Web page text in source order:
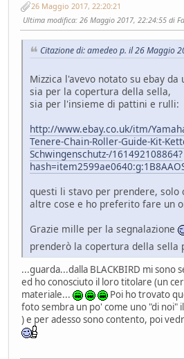
26 Maggio 2017, 22:20:21
Ultima modifica: 26 Maggio 2017, 22:24:55 di
Citazione di: amedeo p. il 26 Maggio
Mizzica l'avevo notato su ebay da
sia per la copertura della sella,
sia per l'insieme di pattini e rulli:
http://www.ebay.co.uk/itm/
Tenere-Chain-Roller-Guide-Kit-
Schwingenschutz-/161492108864?
questi li stavo per prendere, solo
altre cose e ho preferito fare un
Grazie mille per la segnalazione
prenderò la copertura della sella
...guarda...dalla BLACKBIRD mi sono
ed ho conosciuto il loro titolare (un
materiale...
Poi ho trovato
foto sembra un po' come uno "di noi"
) e per adesso sono contento, poi